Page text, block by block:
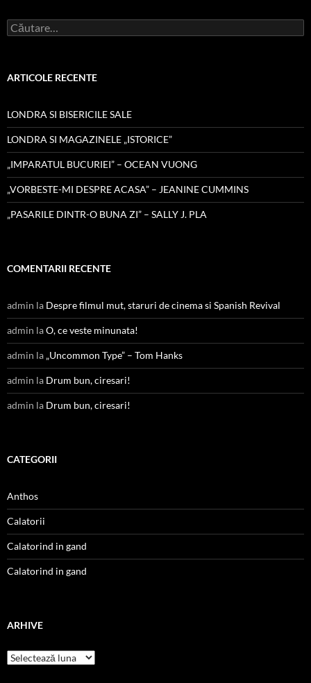
Caută
după:
ARTICOLE RECENTE
LONDRA SI BISERICILE SALE
LONDRA SI MAGAZINELE „ISTORICE”
„IMPARATUL BUCURIEI” – OCEAN VUONG
„VORBESTE-MI DESPRE ACASA” – JEANINE CUMMINS
„PASARILE DINTR-O BUNA ZI” – SALLY J. PLA
COMENTARII RECENTE
admin la Despre filmul mut, staruri de cinema si Spanish Revival
admin laO, ce veste minunata!
admin la „Uncommon Type” – Tom Hanks
admin la Drum bun, ciresari!
admin la Drum bun, ciresari!
CATEGORII
Anthos
Calatorii
Calatorind in gand
Calatorind in gand
ARHIVE
Arhive